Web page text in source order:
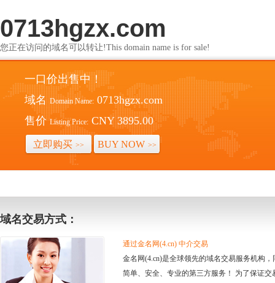
0713hgzx.com
您正在访问的域名可以转让!This domain name is for sale!
一口价出售中！
域名 Domain Name: 0713hgzx.com
售价 Listing Price: CNY 3895.00
立即购买 >> BUY NOW >>
域名交易方式：
通过金名网(4.cn) 中介交易
金名网(4.cn)是全球领先的域名交易服务机构
简单、安全、专业的第三方服务！ 为了保证